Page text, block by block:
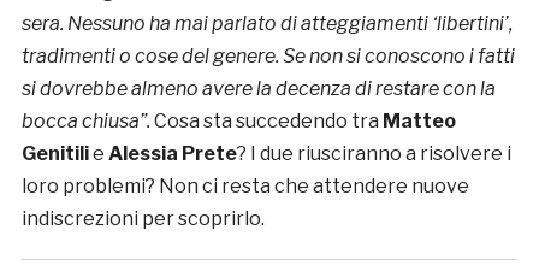
sera. Nessuno ha mai parlato di atteggiamenti ‘libertini’,
tradimenti o cose del genere. Se non si conoscono i fatti
si dovrebbe almeno avere la decenza di restare con la
bocca chiusa”. Cosa sta succedendo tra Matteo
Genitilie Alessia Prete? I due riusciranno a risolvere i
loro problemi? Non ci resta che attendere nuove
indiscrezioni per scoprirlo.